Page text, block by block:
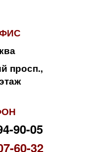
просп.,
90-05
60-32